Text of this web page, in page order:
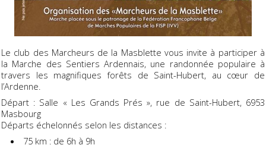
Le club des Marcheurs de la Masblette vous invite à participer à
la Marche des Sentiers Ardennais, une randonnée populaire à
travers les magnifiques forêts de Saint-Hubert, au cœur de
l’Ardenne.
Départ : Salle « Les Grands Prés », rue de Saint-Hubert, 6953
Masbourg
Départs échelonnés selon les distances :
75 km : de 6h à 9h